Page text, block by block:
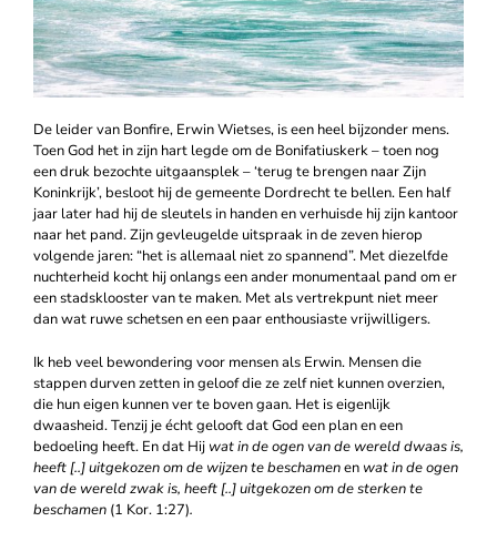
De leider van Bonfire, Erwin Wietses, is een heel bijzonder mens.
Toen God het in zijn hart legde om de Bonifatiuskerk – toen nog
een druk bezochte uitgaansplek – ‘terug te brengen naar Zijn
Koninkrijk’, besloot hij de gemeente Dordrecht te bellen. Een half
jaar later had hij de sleutels in handen en verhuisde hij zijn kantoor
naar het pand. Zijn gevleugelde uitspraak in de zeven hierop
volgende jaren: “het is allemaal niet zo spannend”. Met diezelfde
nuchterheid kocht hij onlangs een ander monumentaal pand om er
een stadsklooster van te maken. Met als vertrekpunt niet meer
dan wat ruwe schetsen en een paar enthousiaste vrijwilligers.
Ik heb veel bewondering voor mensen als Erwin. Mensen die
stappen durven zetten in geloof die ze zelf niet kunnen overzien,
die hun eigen kunnen ver te boven gaan. Het is eigenlijk
dwaasheid. Tenzij je écht gelooft dat God een plan en een
bedoeling heeft. En dat Hij wat in de ogen van de wereld dwaas is,
heeft [..] uitgekozen om de wijzen te beschamenen wat in de ogen
van de wereld zwak is, heeft [..] uitgekozen om de sterken te
beschamen (1 Kor. 1:27).